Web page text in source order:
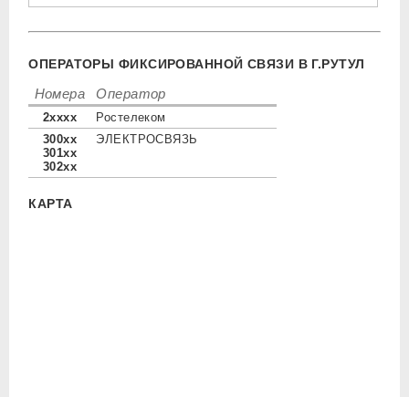
ОПЕРАТОРЫ ФИКСИРОВАННОЙ СВЯЗИ В Г.РУТУЛ
Номера Оператор
2xxxx
Ростелеком
300xx
301xx
302xx
ЭЛЕКТРОСВЯЗЬ
КАРТА